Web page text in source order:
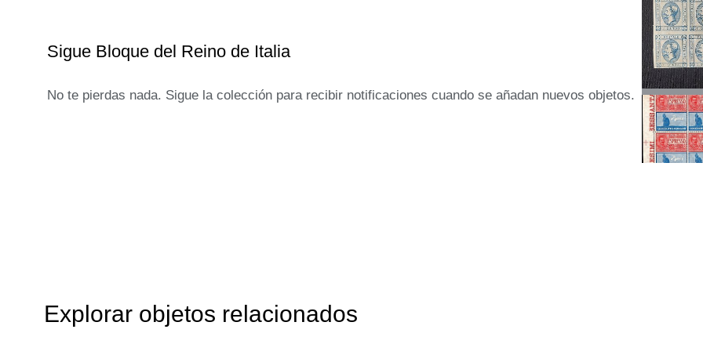
Sigue Bloque del Reino de Italia
No te pierdas nada. Sigue la colección para recibir notificaciones cuando se añadan nuevos objetos.
Explorar objetos relacionados